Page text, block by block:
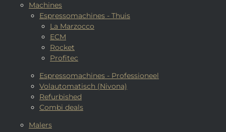
Machines
Espressomachines - Thuis
La Marzocco
ECM
Rocket
Profitec
Espressomachines - Professioneel
Volautomatisch (Nivona)
Refurbished
Combi deals
Malers